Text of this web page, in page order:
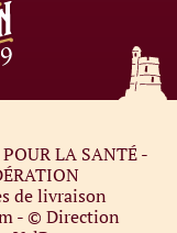
LA SANTÉ -
de livraison
- © Direction